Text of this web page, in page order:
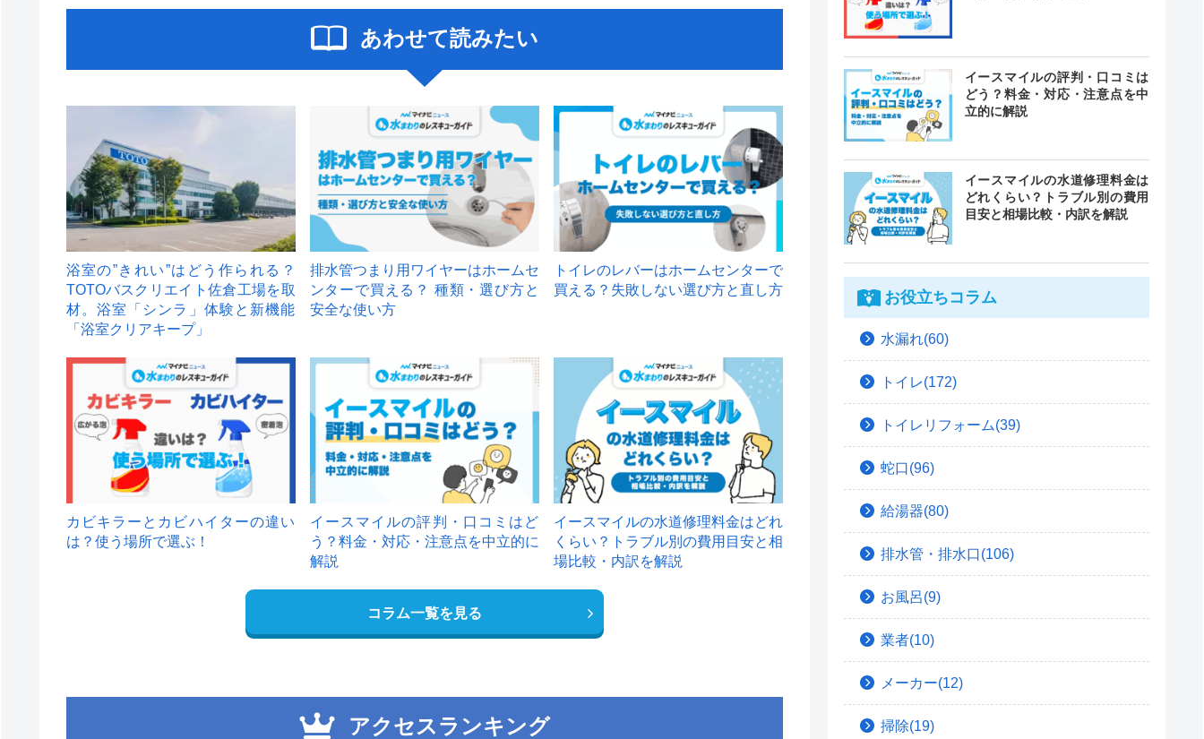
あわせて読みたい
浴室の”きれい”はどう作られる？
TOTOバスクリエイト佐倉工場を取
材。浴室「シンラ」体験と新機能
「浴室クリアキープ」
排水管つまり用ワイヤーはホームセ
ンターで買える？ 種類・選び方と
安全な使い方
トイレのレバーはホームセンターで
買える？失敗しない選び方と直し方
カビキラーとカビハイターの違い
は？使う場所で選ぶ！
イースマイルの評判・口コミはど
う？料金・対応・注意点を中立的に
解説
イースマイルの水道修理料金はどれ
くらい？トラブル別の費用目安と相
場比較・内訳を解説
コラム一覧を見る
アクセスランキング
イースマイルの評判・口コミは
どう？料金・対応・注意点を中
立的に解説
イースマイルの水道修理料金は
どれくらい？トラブル別の費用
目安と相場比較・内訳を解説
お役立ちコラム
水漏れ(60)
トイレ(172)
トイレリフォーム(39)
蛇口(96)
給湯器(80)
排水管・排水口(106)
お風呂(9)
業者(10)
メーカー(12)
掃除(19)